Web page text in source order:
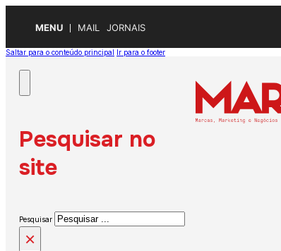
MENU MAIL JORNAIS
Saltar para o conteúdo principal Ir para o footer
Pesquisar no
site
Pesquisar
×